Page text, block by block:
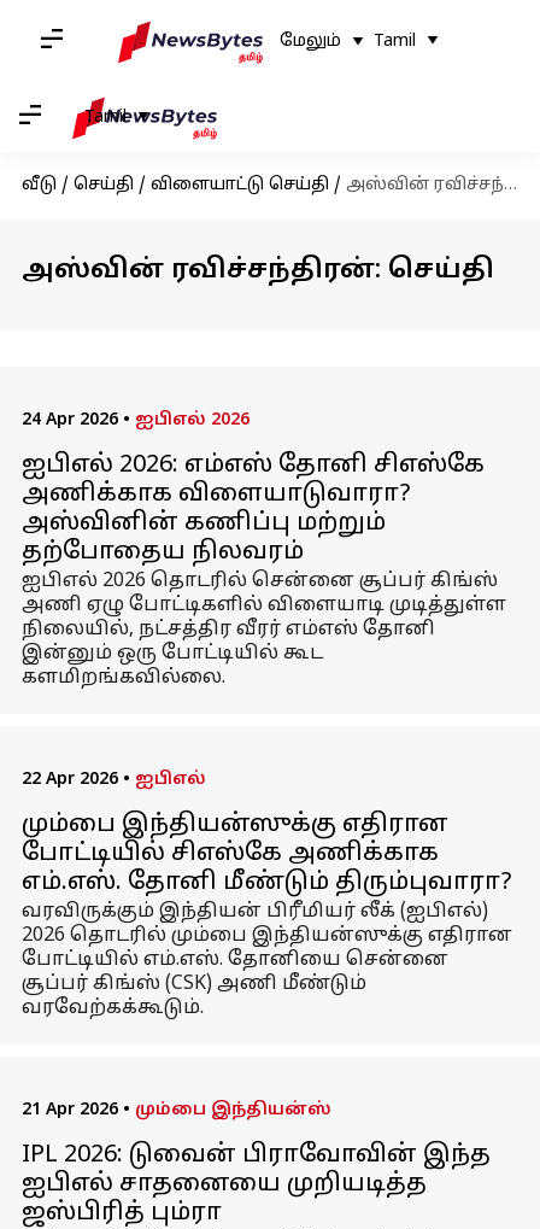
மேலும் Tamil
Tamil
வீடு / செய்தி / விளையாட்டு செய்தி / அஸ்வின் ரவிச்சந்திரன்
அஸ்வின் ரவிச்சந்திரன்: செய்தி
24 Apr 2026 • ஐபிஎல் 2026
ஐபிஎல் 2026: எம்எஸ் தோனி சிஎஸ்கே
அணிக்காக விளையாடுவாரா?
அஸ்வினின் கணிப்பு மற்றும்
தற்போதைய நிலவரம்
ஐபிஎல் 2026 தொடரில் சென்னை சூப்பர் கிங்ஸ்
அணி ஏழு போட்டிகளில் விளையாடி முடித்துள்ள
நிலையில், நட்சத்திர வீரர் எம்எஸ் தோனி
இன்னும் ஒரு போட்டியில் கூட
களமிறங்கவில்லை.
22 Apr 2026 • ஐபிஎல்
மும்பை இந்தியன்ஸுக்கு எதிரான
போட்டியில் சிஎஸ்கே அணிக்காக
எம்.எஸ். தோனி மீண்டும் திரும்புவாரா?
வரவிருக்கும் இந்தியன் பிரீமியர் லீக் (ஐபிஎல்)
2026 தொடரில் மும்பை இந்தியன்ஸுக்கு எதிரான
போட்டியில் எம்.எஸ். தோனியை சென்னை
சூப்பர் கிங்ஸ் (CSK) அணி மீண்டும்
வரவேற்கக்கூடும்.
21 Apr 2026 • மும்பை இந்தியன்ஸ்
IPL 2026: டுவைன் பிராவோவின் இந்த
ஐபிஎல் சாதனையை முறியடித்த
ஜஸ்பிரித் பும்ரா